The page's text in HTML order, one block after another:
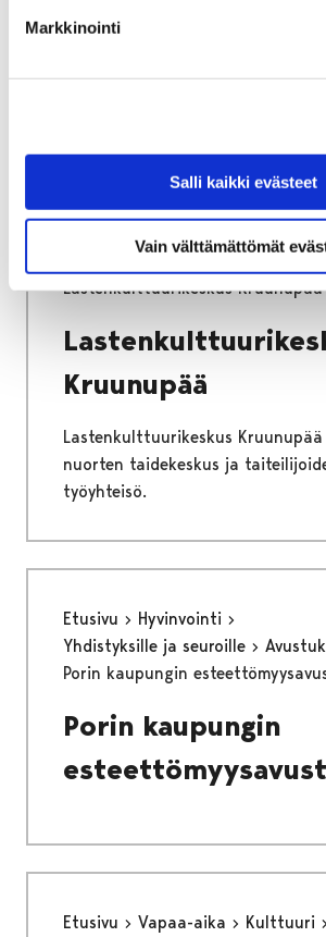
Markkinointi
Salli kaikki evästeet
Vain välttämättömät
Lomatoiminta
Tältä sivulta löydät tietoa Porin
Lastenkulttuurikeskus Kruunupää
Kruunupää
Lastenkulttuurikeskus
nuorten taidekeskus ja
työyhteisö.
Etusivu
Hyvinvointi
Yhdistyksille ja seuroille
Porin kaupungin
Porin kaupungin
Etusivu Vapaa-aika
Kulttuuri